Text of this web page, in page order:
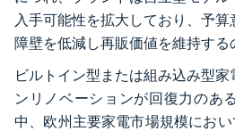
入手可能性を拡大しており、予
障壁を低減し再販価値を維持する
ビルトイン型または組み込み型
ンリノベーションが回復力のあ
中、欧州主要家電市場規模にお